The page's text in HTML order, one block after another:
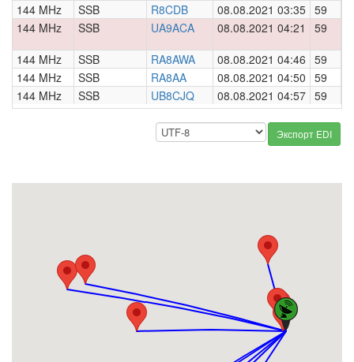
144 MHz
SSB R8CDB 08.08.2021 03:35 59
144 MHz
SSB UA9ACA 08.08.2021 04:21 59
144 MHz
SSB RA8AWA 08.08.2021 04:46 59
144 MHz
SSB RA8AA 08.08.2021 04:50 59
144 MHz
SSB UB8CJQ 08.08.2021 04:57 59
Экспорт EDI